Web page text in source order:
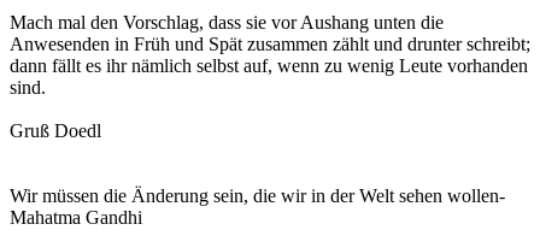
Mach mal den Vorschlag, dass sie vor Aushang unten die
Anwesenden in Früh und Spät zusammen zählt und drunter schreibt;
dann fällt es ihr nämlich selbst auf, wenn zu wenig Leute vorhanden
sind.
Gruß Doedl
Wir müssen die Änderung sein, die wir in der Welt sehen wollen-
Mahatma Gandhi